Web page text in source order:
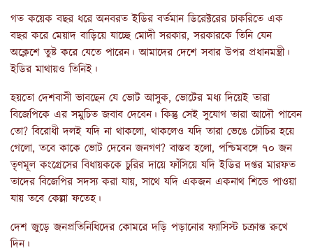
গত কয়েক বছর ধরে অনবরত ইডির বর্তমান ডিরেক্টরের চাকরিতে এক
বছর করে মেয়াদ বাড়িয়ে যাচ্ছে মোদী সরকার, সরকারকে তিনি যেন
অক্লেশে তুষ্ট করে যেতে পারেন। আমাদের দেশে সবার উপর প্রধানমন্ত্রী।
ইডির মাথায়ও তিনিই।
হয়তো দেশবাসী ভাবছেন যে ভোট আসুক, ভোটের মধ্য দিয়েই তারা
বিজেপিকে এর সমুচিত জবাব দেবেন। কিন্তু সেই সুযোগ তারা আদৌ পাবেন
তো? বিরোধী দলই যদি না থাকলো, থাকলেও যদি তারা ভেঙে চৌচির হয়ে
গেলো, তবে কাকে ভোট দেবেন জনগণ? বাস্তব হলো, পশ্চিমবঙ্গে ৭০ জন
তৃণমূল কংগ্রেসের বিধায়ককে চুরির দায়ে ফাঁসিয়ে যদি ইডির দপ্তর মারফত
তাদের বিজেপির সদস্য করা যায়, সাথে যদি একজন একনাথ শিন্ডে পাওয়া
যায় তবে কেল্লা ফতেহ।
দেশ জুড়ে জনপ্রতিনিধিদের কোমরে দড়ি পড়ানোর ফ্যাসিস্ট চক্রান্ত রুখে
দিন।